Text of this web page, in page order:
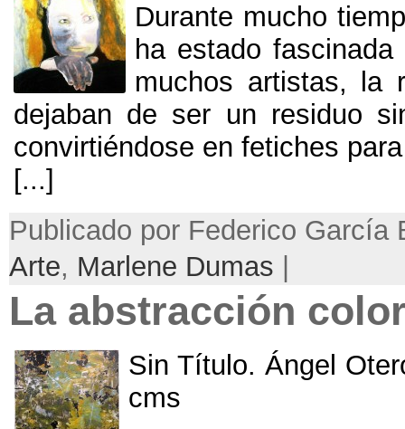
Durante mucho
ha estado
muchos artistas,
la
dejaban de ser un residuo
convirtiéndose en fetiches
[...]
Publicado por Federico García
Arte, Marlene Dumas
La abstracción
Sin Título.Ángel
cms